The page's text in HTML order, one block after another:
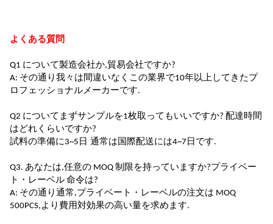
よくある質問
Q1 について 製造会社か,貿易会社ですか?
A: その通り 我々は間違いなくこの業界で10年以上してきたプ
ロフェッショナルメーカーです.
Q2 について まずサンプルを1枚取ってもいいですか? 配達時間
はどれくらいですか?
試料の準備に3~5日 通常は国際配送には4~7日です.
Q3. あなたは,任意の MOQ 制限を持っていますか?プライベー
ト・レーベル 命令は?
A: その通り 通常,プライベート・レーベルの注文は MOQ
500PCS,より費用対効果の高い量を求めます.